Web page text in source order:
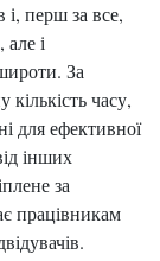
і, перш за все,
і
За
часу,
для ефективної
інших
за
працівникам